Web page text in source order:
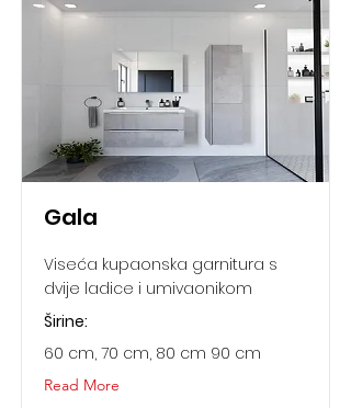
Gala
Viseća kupaonska garnitura s
dvije ladice i umivaonikom
Širine:
60 cm, 70 cm, 80 cm 90 cm
Read More